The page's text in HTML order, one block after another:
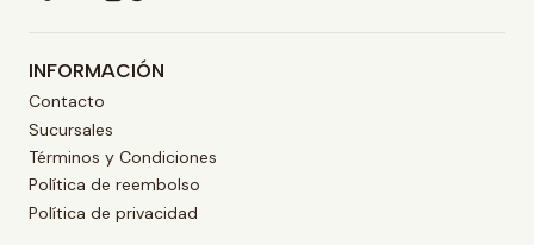
INFORMACIÓN
Contacto
Sucursales
Términos y Condiciones
Política de reembolso
Política de privacidad